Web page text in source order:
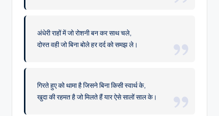
अंधेरी राहों में जो रोशनी बन कर साथ चले,
दोस्त वही जो बिना बोले हर दर्द को समझ ले।
गिरते हुए को थामा है जिसने बिना किसी स्वार्थ के,
खुदा की रहमत है जो मिलते हैं यार ऐसे सालों साल के।